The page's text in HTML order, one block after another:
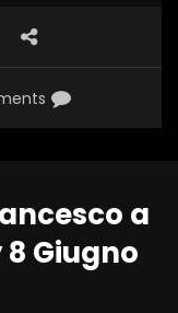
a
Giugno